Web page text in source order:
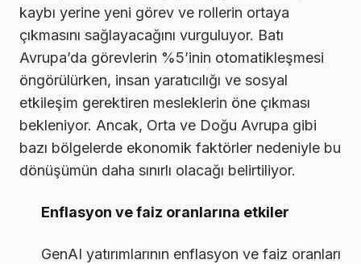
kaybı yerine yeni görev ve rollerin ortaya
çıkmasını sağlayacağını vurguluyor. Batı
Avrupa’da görevlerin %5’inin otomatikleşmesi
öngörülürken, insan yaratıcılığı ve sosyal
etkileşim gerektiren mesleklerin öne çıkması
bekleniyor. Ancak, Orta ve Doğu Avrupa gibi
bazı bölgelerde ekonomik faktörler nedeniyle bu
dönüşümün daha sınırlı olacağı belirtiliyor.
Enflasyon ve faiz oranlarına etkiler
GenAI yatırımlarının enflasyon ve faiz oranları